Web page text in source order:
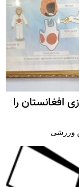
افغانستان را
ورزشی